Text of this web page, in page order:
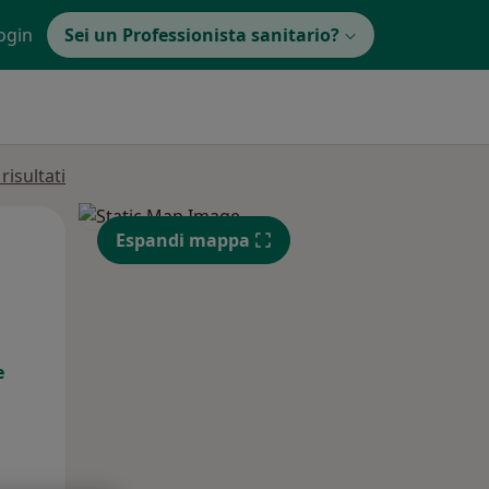
Sei un Professionista sanitario?
Mer, Gio,
13 Ago
Espandi mappa